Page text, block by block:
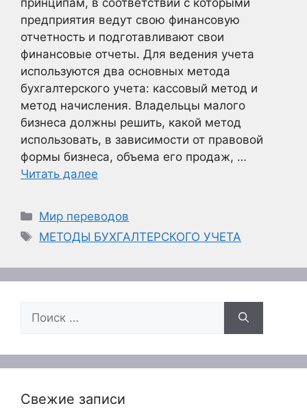
принципам, в соответствии с которыми
предприятия ведут свою финансовую
отчетность и подготавливают свои
финансовые отчеты. Для ведения учета
используются два основных метода
бухгалтерского учета: кассовый метод и
метод начисления. Владельцы малого
бизнеса должны решить, какой метод
использовать, в зависимости от правовой
формы бизнеса, объема его продаж, …
Читать далее
Рубрики
Мир переводов
Метки
МЕТОДЫ БУХГАЛТЕРСКОГО УЧЕТА
Поиск:
Свежие записи